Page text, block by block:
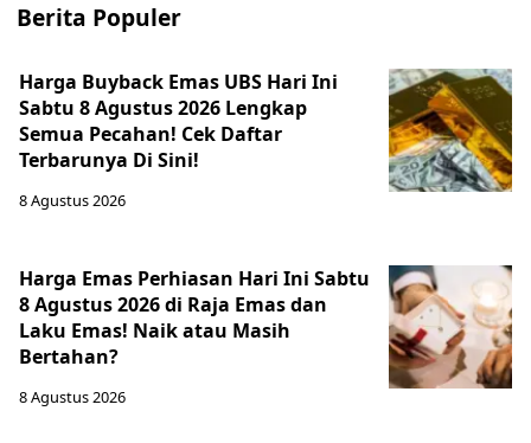
Berita Populer
Harga Buyback Emas UBS Hari Ini
Sabtu 8 Agustus 2026 Lengkap
Semua Pecahan! Cek Daftar
Terbarunya Di Sini!
8 Agustus 2026
Harga Emas Perhiasan Hari Ini Sabtu
8 Agustus 2026 di Raja Emas dan
Laku Emas! Naik atau Masih
Bertahan?
8 Agustus 2026